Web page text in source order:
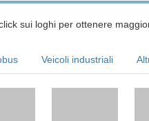
sui loghi per ottenere
Veicoli industriali